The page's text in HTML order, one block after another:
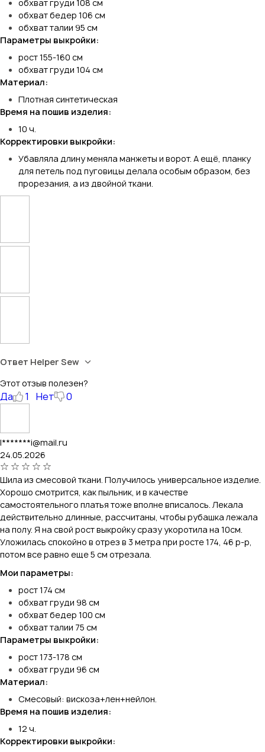
обхват груди 108 см
обхват бедер 106 см
обхват талии 95 см
Параметры выкройки:
рост 155-160 см
обхват груди 104 см
Материал:
Плотная синтетическая
Время на пошив изделия:
10 ч.
Корректировки выкройки:
Убавляла длину меняла манжеты и ворот. А ещё, планку
для петель под пуговицы делала особым образом, без
прорезания, а из двойной ткани.
Ответ Helper Sew
Этот отзыв полезен?
Да 1 Нет 0
l*******i@mail.ru
24.05.2026
Шила из смесовой ткани. Получилось универсальное изделие.
Хорошо смотрится, как пыльник, и в качестве
самостоятельного платья тоже вполне вписалось. Лекала
действительно длинные, рассчитаны, чтобы рубашка лежала
на полу. Я на свой рост выкройку сразу укоротила на 10см.
Уложилась спокойно в отрез в 3 метра при росте 174, 46 р-р,
потом все равно еще 5 см отрезала.
Мои параметры:
рост 174 см
обхват груди 98 см
обхват бедер 100 см
обхват талии 75 см
Параметры выкройки:
рост 173-178 см
обхват груди 96 см
Материал:
Смесовый: вискоза+лен+нейлон.
Время на пошив изделия:
12 ч.
Корректировки выкройки: